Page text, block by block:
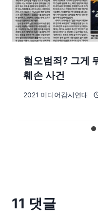
혐오범죄? 그게
훼손 사건
2021 미디어감시연대
11 댓글